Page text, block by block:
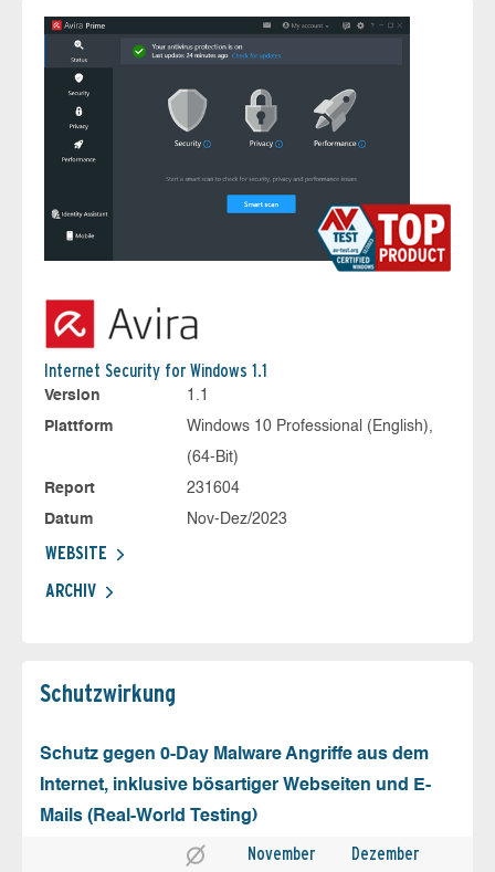
Internet Security for Windows 1.1
Version
1.1
Plattform
Windows 10 Professional (English),
(64-Bit)
Report
231604
Datum
Nov-Dez/2023
WEBSITE
ARCHIV
Schutz­wirkung
Schutz gegen 0-Day Malware Angriffe aus dem
Internet, inklusive bösartiger Webseiten und E-
Mails (Real-World Testing)
November Dezember